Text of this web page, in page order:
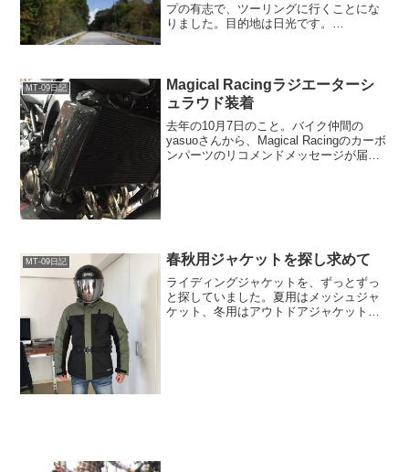
プの有志で、ツーリングに行くことにな
りました。目的地は日光です。
MT-09日記
Magical Racingラジエーターシ
ュラウド装着
去年の10月7日のこと。バイク仲間の
yasuoさんから、Magical Racingのカーボ
ンパーツのリコメンドメッセージが届き
MT-09日記 春秋用ジャケットを探し求めて
ライディングジャケットを、ずっとずっ
と探していました。夏用はメッシュジャ
ケット、冬用はアウトドアジャケットが